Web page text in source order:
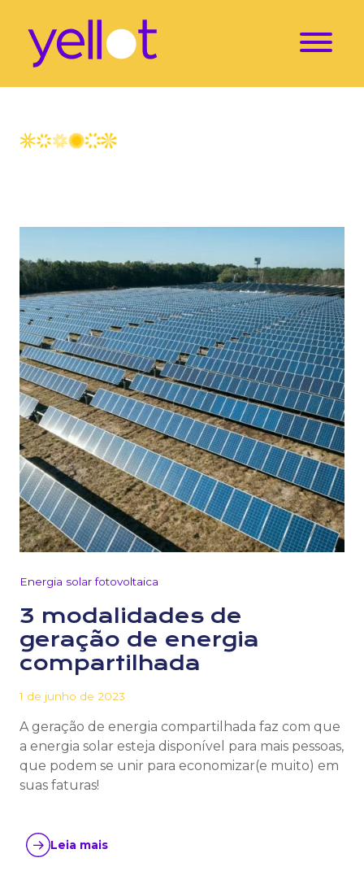
Energia solar fotovoltaica
3 modalidades de
geração de energia
compartilhada
1 de junho de 2023
A geração de energia compartilhada faz com que
a energia solar esteja disponível para mais pessoas,
que podem se unir para economizar(e muito) em
suas faturas!
Leia mais